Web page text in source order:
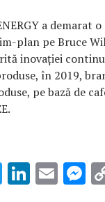
a demarat
plan pe Bruce
inovației
în 2019,
pe bază de
T Li E M